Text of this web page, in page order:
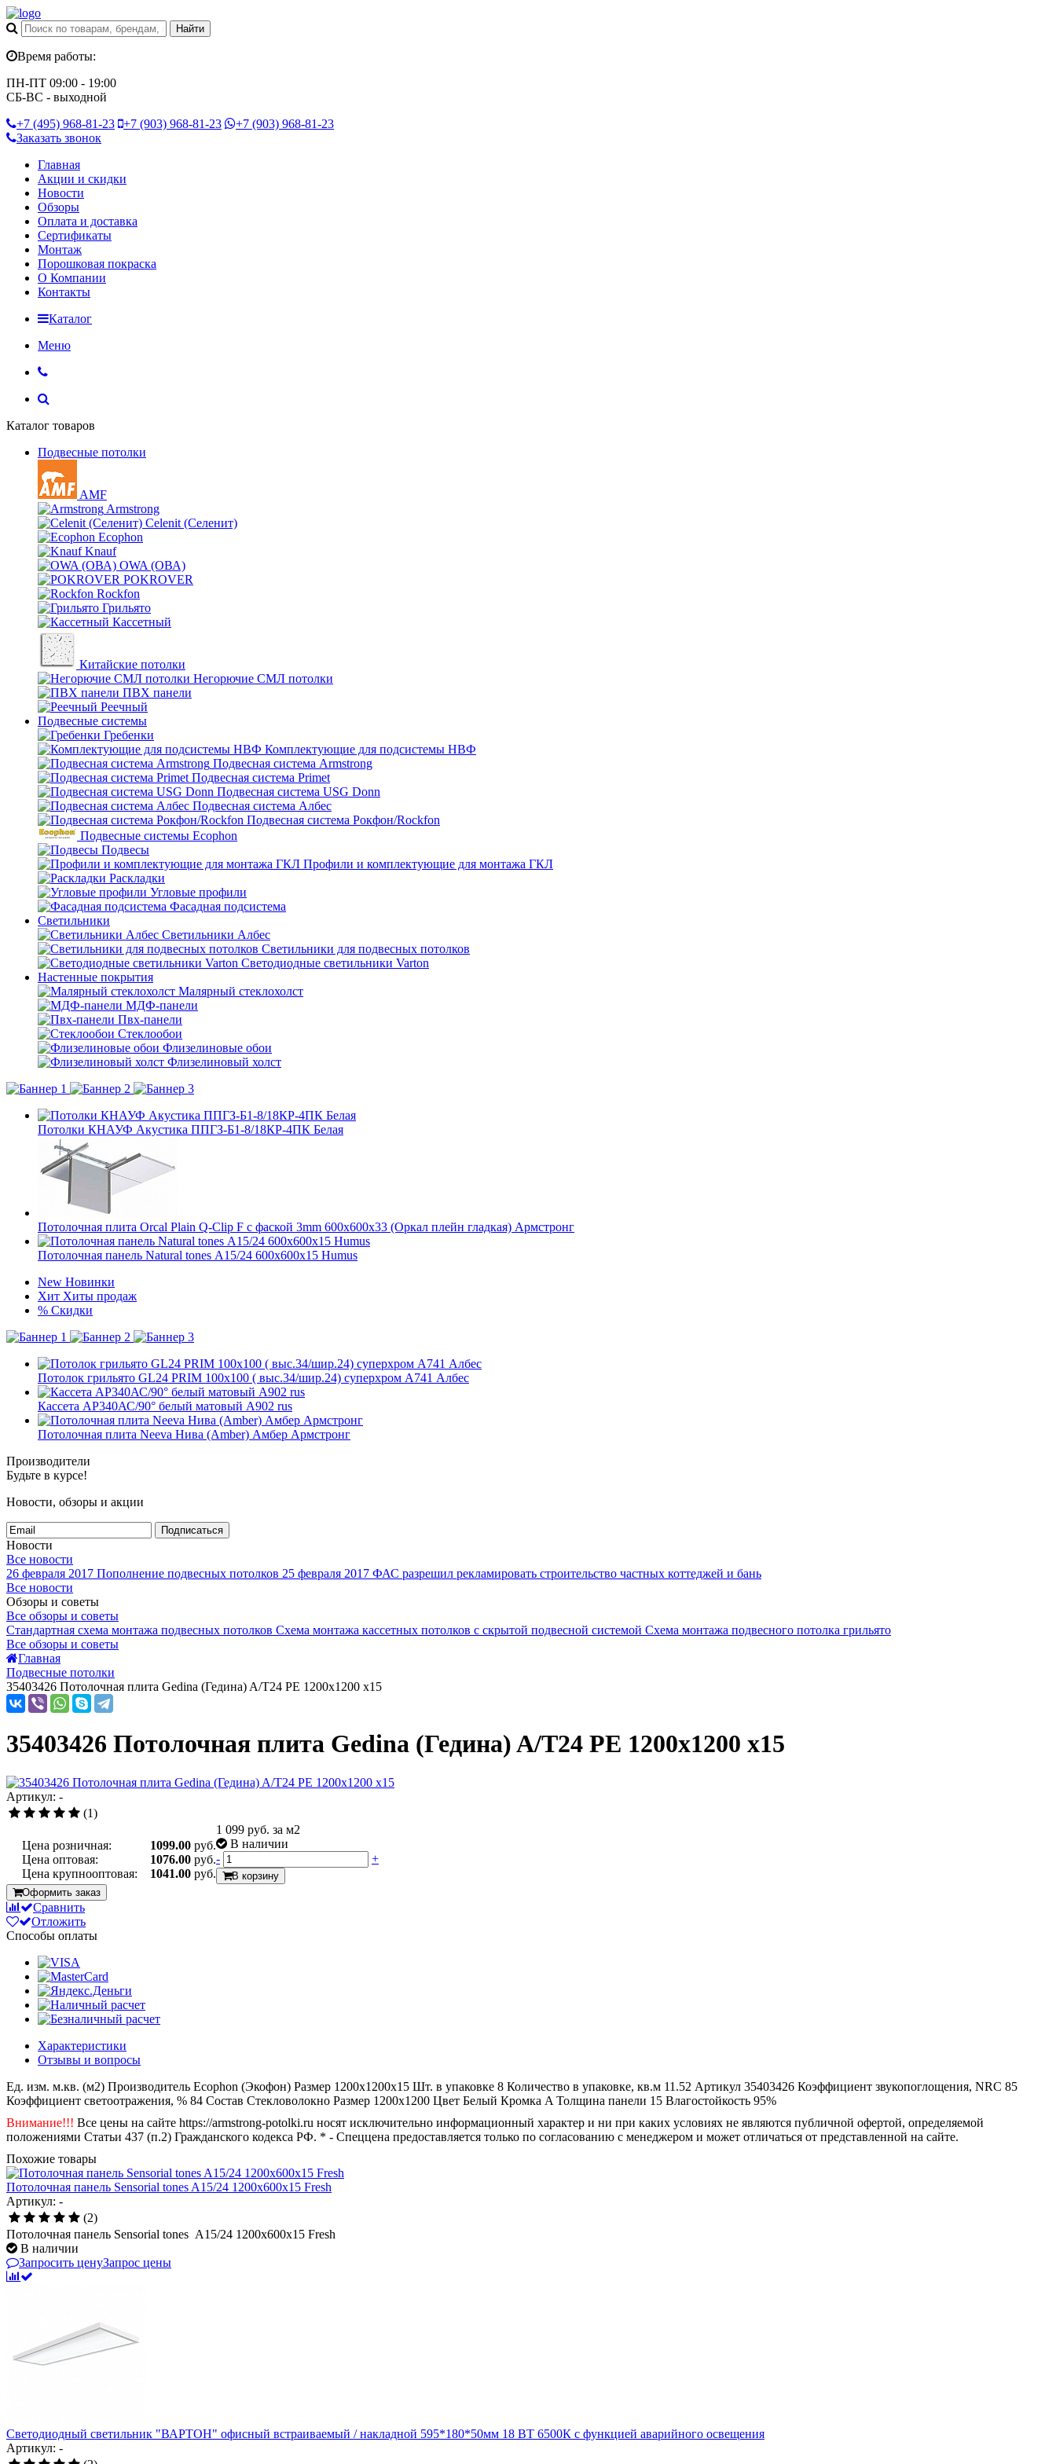
Время работы:
ПН-ПТ 09:00 - 19:00
СБ-ВС - выходной
+7 (495) 968-81-23 +7 (903) 968-81-23 +7 (903) 968-81-23
Заказать звонок
Главная
Акции и скидки
Новости
Обзоры
Оплата и доставка
Сертификаты
Монтаж
Порошковая покраска
О Компании
Контакты
Каталог
Меню
Каталог товаров
Подвесные потолки
AMF
Armstrong
Celenit (Селенит)
Ecophon
Knauf
OWA (ОВА)
POKROVER
Rockfon
Грильято
Кассетный
Китайские потолки
Негорючие СМЛ потолки
ПВХ панели
Реечный
Подвесные системы
Гребенки
Комплектующие для подсистемы НВФ
Подвесная система Armstrong
Подвесная система Primet
Подвесная система USG Donn
Подвесная система Албес
Подвесная система Рокфон/Rockfon
Подвесные системы Ecophon
Подвесы
Профили и комплектующие для монтажа ГКЛ
Раскладки
Угловые профили
Фасадная подсистема
Светильники
Светильники Албес
Светильники для подвесных потолков
Светодиодные светильники Varton
Настенные покрытия
Малярный стеклохолст
МДФ-панели
Пвх-панели
Стеклообои
Флизелиновые обои
Флизелиновый холст
Потолки КНАУФ Акустика ППГЗ-Б1-8/18КР-4ПК Белая
Потолочная плита Orcal Plain Q-Clip F с фаской 3mm 600x600x33 (Оркал плейн гладкая) Армстронг
Потолочная панель Natural tones А15/24 600x600x15 Humus
New Новинки
Хит Хиты продаж
% Скидки
Потолок грильято GL24 PRIM 100х100 ( выс.34/шир.24) суперхром А741 Албес
Кассета AP340АС/90° белый матовый А902 rus
Потолочная плита Neeva Нива (Amber) Амбер Армстронг
Производители
Будьте в курсе!
Новости, обзоры и акции
Подписаться
Новости
Все новости
26 февраля 2017 Пополнение подвесных потолков 25 февраля 2017 ФАС разрешил рекламировать строительство частных коттеджей и бань
Все новости
Обзоры и советы
Все обзоры и советы
Стандартная схема монтажа подвесных потолков Схема монтажа кассетных потолков с скрытой подвесной системой Схема монтажа подвесного потолка грильято
Все обзоры и советы
Главная
Подвесные потолки
35403426 Потолочная плита Gedina (Гедина) A/T24 PE 1200x1200 x15
35403426 Потолочная плита Gedina (Гедина) A/T24 PE 1200x1200 x15
Артикул: -
(1)
Цена розничная: 1099.00 руб.
Цена оптовая:
1076.00 руб.
Цена крупнооптовая:
1041.00 руб.
1 099 руб. за м2
В наличии
-
+
В корзину
Оформить заказ
Сравнить
Отложить
Способы оплаты
Характеристики
Отзывы и вопросы
Ед. изм. м.кв. (м2) Производитель Ecophon (Экофон) Размер 1200x1200x15 Шт. в упаковке 8 Количество в упаковке, кв.м 11.52 Артикул 35403426 Коэффициент звукопоглощения, NRC 85
Коэффициент светоотражения, % 84 Состав Стекловолокно Размер 1200x1200 Цвет Белый Кромка A Толщина панели 15 Влагостойкость 95%
Внимание!!! Все цены на сайте https://armstrong-potolki.ru носят исключительно информационный характер и ни при каких условиях не являются публичной офертой, определяемой
положениями Статьи 437 (п.2) Гражданского кодекса РФ. * - Спеццена предоставляется только по согласованию с менеджером и может отличаться от представленной на сайте.
Похожие товары
Потолочная панель Sensorial tones A15/24 1200x600x15 Fresh
Артикул: -
(2)
Потолочная панель Sensorial tones A15/24 1200x600x15 Fresh
В наличии
Запросить ценуЗапрос цены
Светодиодный светильник "ВАРТОН" офисный встраиваемый / накладной 595*180*50мм 18 ВТ 6500К с функцией аварийного освещения
Артикул: -